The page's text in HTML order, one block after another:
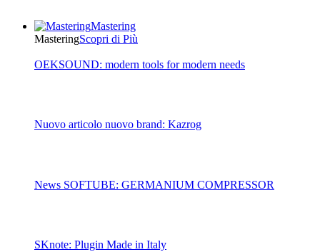
Mastering
MasteringScopri di Più
OEKSOUND: modern tools for modern needs
Nuovo articolo nuovo brand: Kazrog
News SOFTUBE: GERMANIUM COMPRESSOR
SKnote: Plugin Made in Italy